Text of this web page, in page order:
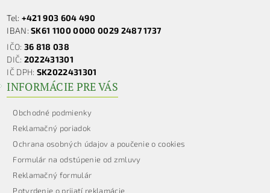
Tel: +421 903 604 490
IBAN:SK61 1100 0000 0029 2487 1737
IČO: 36 818 038
DIČ: 2022431301
IČ DPH: SK2022431301
INFORMÁCIE PRE VÁS
Obchodné podmienky
Reklamačný poriadok
Ochrana osobných údajov a poučenie o cookies
Formulár na odstúpenie od zmluvy
Reklamačný formulár
Potvrdenie o prijatí reklamácie